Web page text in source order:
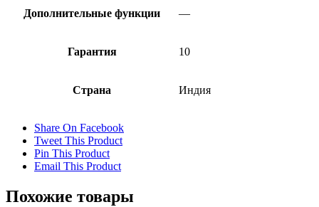
Дополнительные функции —
Гарантия 10
Страна Индия
Share On Facebook
Tweet This Product
Pin This Product
Email This Product
Похожие товары